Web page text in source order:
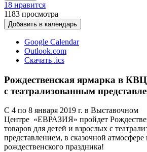
18 нравится
1183 просмотра
Добавить в календарь
Google Calendar
Outlook.com
Скачать .ics
Рождественская ярмарка в
с театрализованным
С 4 по 8 января 2019 г. в Выставочном
Центре «ЕВРАЗИЯ» пройдет
товаров для детей и взрослых с
представлением, в сказочной атмосфере
рождественского праздника!